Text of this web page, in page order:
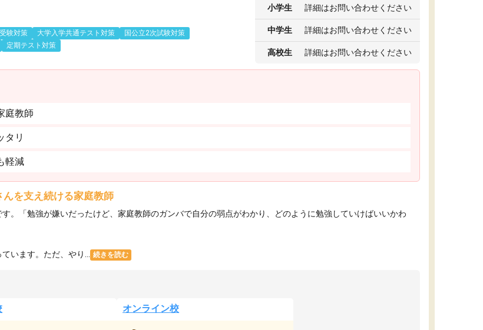
験対策 大学入学共通テスト対策
国公立2次試験対策
定期テスト対策
小学生 詳細はお問い合わせください
中学生 詳細はお問い合わせください
高校生 詳細はお問い合わせください
庭教師
タリ
軽減
を支え続ける家庭教師
。「勉強が嫌いだったけど、家庭教師のガンバで自分の弱点がわかり、どのように勉強していけばいいかわ
います。ただ、やり... 続きを読む
オンライン校